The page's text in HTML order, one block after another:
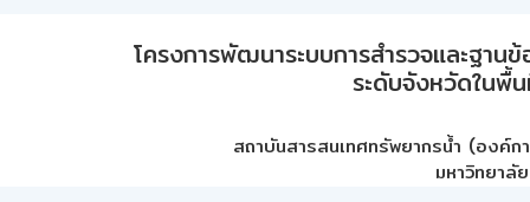
โครงการพัฒนาระบบการสำรวจและฐา
ระดับจังหวัดในพื้
สถาบันสารสนเทศทรัพยากรน้ำ (องค์ก
มหาวิทยาลั